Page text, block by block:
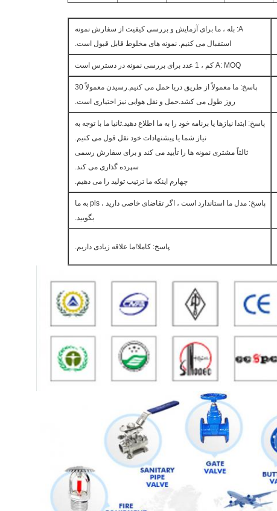
A: بله ، ما برای آزمایش و بررسی کیفیت از سفارش نمونه
استقبال می کنیم. نمونه های مخلوط قابل قبول است.
A: MOQ کم ، 1 عدد برای بررسی نمونه در دسترس است
پاسخ: ما معمولاً از طریق دریا حمل می کنیم.رسیدن معمولاً 30
روز طول می کشد.حمل و نقل هوایی نیز اختیاری است.
پاسخ: ابتدا نیازها یا برنامه خود را به ما اطلاع دهید.ثانیا ما با توجه به
نیاز شما یا پیشنهادات خود نقل قول می کنیم.
ثالثاً مشتری نمونه ها را تأیید می کند و برای سفارش رسمی
سپرده گذاری می کند.
چهارم اینکه ما ترتیب تولید را می دهیم.
پاسخ: مدل ما استاندارد است ، اگر تقاضای خاصی دارید ، pls به ما
بگویید.
پاسخ: کاملا!ما علاقه زیادی داریم.